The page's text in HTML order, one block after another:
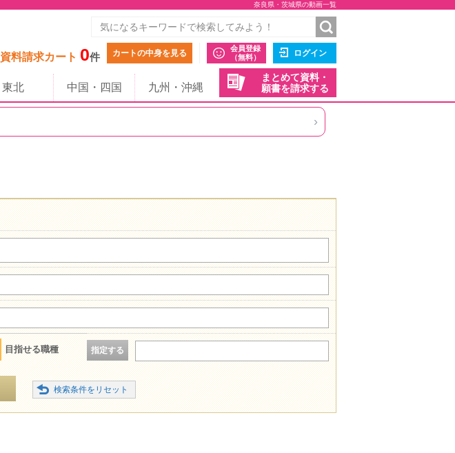
奈良県・茨城県の動画一覧
資料請求カート 0件 カートの中身を見る
会員登録
（無料）
ログイン
まとめて資料・
願書を請求する
東北 中国・四国 九州・沖縄
›
目指せる職種 指定する